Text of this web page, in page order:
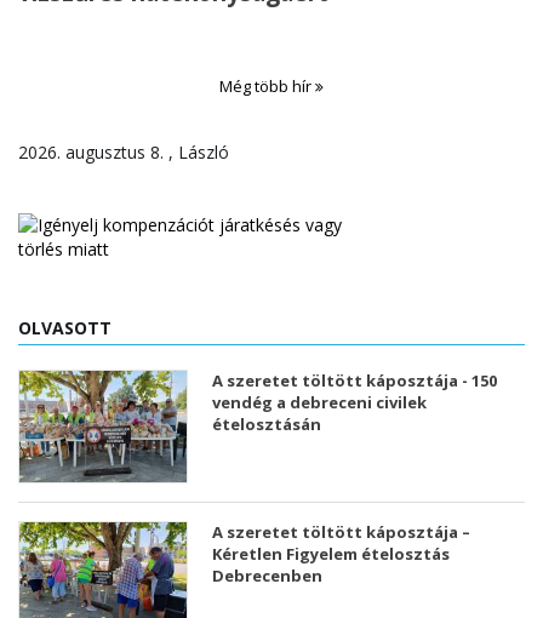
Még több hír
2026. augusztus 8. , László
OLVASOTT
A szeretet töltött káposztája - 150
vendég a debreceni civilek
ételosztásán
A szeretet töltött káposztája –
Kéretlen Figyelem ételosztás
Debrecenben